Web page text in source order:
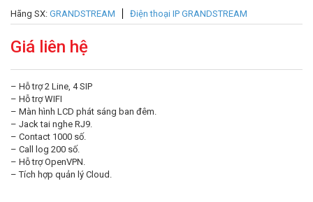
Hãng SX: GRANDSTREAM Điện thoại IP GRANDSTREAM
Giá liên hệ
– Hỗ trợ 2 Line, 4 SIP
– Hỗ trợ WIFI
– Màn hình LCD phát sáng ban đêm.
– Jack tai nghe RJ9.
– Contact 1000 số.
– Call log 200 số.
– Hỗ trợ OpenVPN.
– Tích hợp quản lý Cloud.